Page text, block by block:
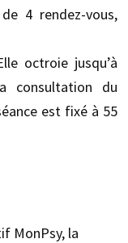
4 rendez-vous,
octroie jusqu’à
consultation du
est fixé à 55
MonPsy, la